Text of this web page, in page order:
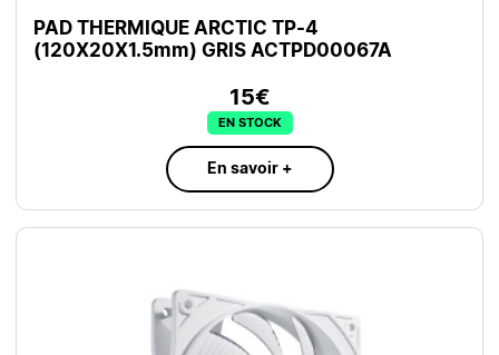
PAD THERMIQUE ARCTIC TP-4
(120X20X1.5mm) GRIS ACTPD00067A
15€
EN STOCK
En savoir +